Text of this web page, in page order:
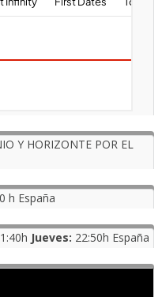
Y HORIZONTE POR EL
h España
Jueves: 22:50h España